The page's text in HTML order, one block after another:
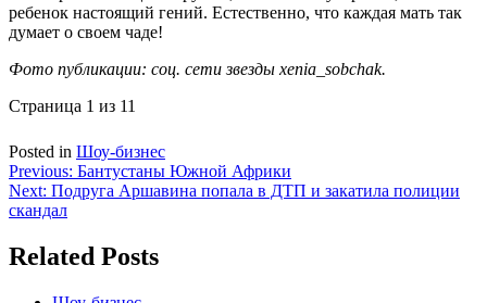
ребенок настоящий гений. Естественно, что каждая мать так
думает о своем чаде!
Фото публикации: соц. сети звезды xenia_sobchak.
Страница 1 из 11
Posted in Шоу-бизнес
Навигация
по
Previous: Бантустаны Южной Африки
Next: Подруга Аршавина попала в ДТП и закатила полиции
скандал
Related Posts